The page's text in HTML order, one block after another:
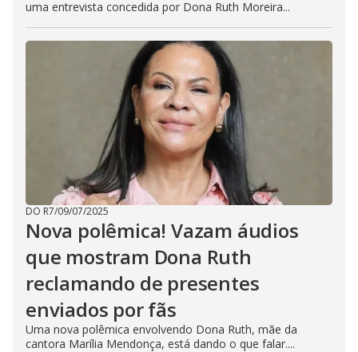
uma entrevista concedida por Dona Ruth Moreira...
DO R7/09/07/2025
Nova polêmica! Vazam áudios
que mostram Dona Ruth
reclamando de presentes
enviados por fãs
Uma nova polêmica envolvendo Dona Ruth, mãe da
cantora Marília Mendonça, está dando o que falar....